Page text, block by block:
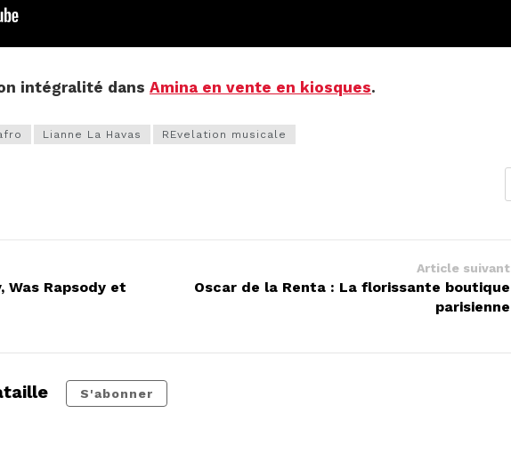
intégralité dans Amina en vente en kiosques.
Lianne La Havas REvelation musicale
Was Rapsody et
Article suivant
Oscar de la Renta : La florissante boutique
parisienne
S'abonner